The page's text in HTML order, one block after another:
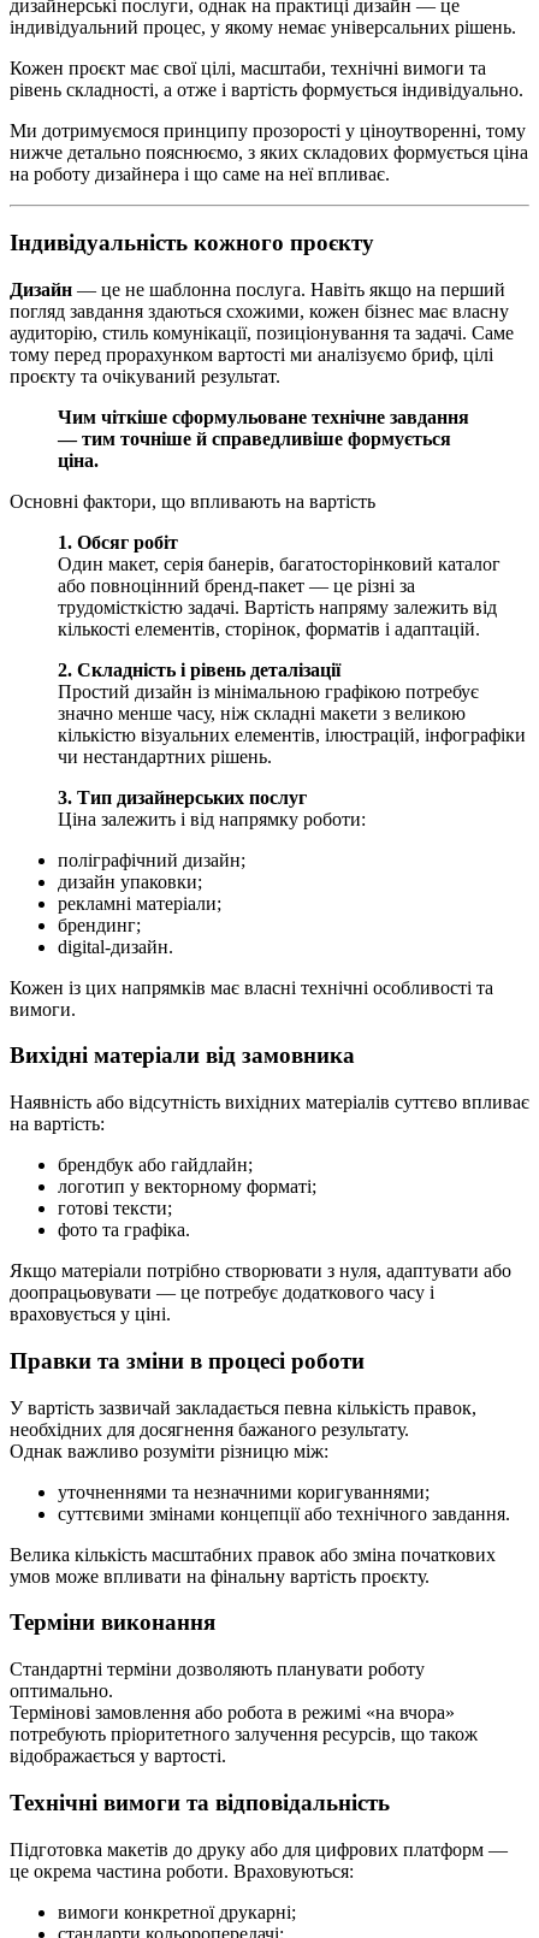
дизайнерські послуги, однак на практиці дизайн — це
індивідуальний процес, у якому немає універсальних рішень.
Кожен проєкт має свої цілі, масштаби, технічні вимоги та
рівень складності, а отже і вартість формується індивідуально.
Ми дотримуємося принципу прозорості у ціноутворенні, тому
нижче детально пояснюємо, з яких складових формується ціна
на роботу дизайнера і що саме на неї впливає.
Індивідуальність кожного проєкту
Дизайн — це не шаблонна послуга. Навіть якщо на перший
погляд завдання здаються схожими, кожен бізнес має власну
аудиторію, стиль комунікації, позиціонування та задачі. Саме
тому перед прорахунком вартості ми аналізуємо бриф, цілі
проєкту та очікуваний результат.
Чим чіткіше сформульоване технічне завдання
— тим точніше й справедливіше формується
ціна.
Основні фактори, що впливають на вартість
1. Обсяг робіт
Один макет, серія банерів, багатосторінковий каталог
або повноцінний бренд-пакет — це різні за
трудомісткістю задачі. Вартість напряму залежить від
кількості елементів, сторінок, форматів і адаптацій.
2. Складність і рівень деталізації
Простий дизайн із мінімальною графікою потребує
значно менше часу, ніж складні макети з великою
кількістю візуальних елементів, ілюстрацій, інфографіки
чи нестандартних рішень.
3. Тип дизайнерських послуг
Ціна залежить і від напрямку роботи:
поліграфічний дизайн;
дизайн упаковки;
рекламні матеріали;
брендинг;
digital-дизайн.
Кожен із цих напрямків має власні технічні особливості та
вимоги.
Вихідні матеріали від замовника
Наявність або відсутність вихідних матеріалів суттєво впливає
на вартість:
брендбук або гайдлайн;
логотип у векторному форматі;
готові тексти;
фото та графіка.
Якщо матеріали потрібно створювати з нуля, адаптувати або
доопрацьовувати — це потребує додаткового часу і
враховується у ціні.
Правки та зміни в процесі роботи
У вартість зазвичай закладається певна кількість правок,
необхідних для досягнення бажаного результату.
Однак важливо розуміти різницю між:
уточненнями та незначними коригуваннями;
суттєвими змінами концепції або технічного завдання.
Велика кількість масштабних правок або зміна початкових
умов може впливати на фінальну вартість проєкту.
Терміни виконання
Стандартні терміни дозволяють планувати роботу
оптимально.
Термінові замовлення або робота в режимі «на вчора»
потребують пріоритетного залучення ресурсів, що також
відображається у вартості.
Технічні вимоги та відповідальність
Підготовка макетів до друку або для цифрових платформ —
це окрема частина роботи. Враховуються:
вимоги конкретної друкарні;
стандарти кольоропередачі;